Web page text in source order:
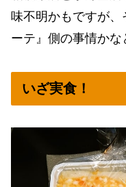
味不明かもですが
ーテ』側の事情かな
いざ実食！